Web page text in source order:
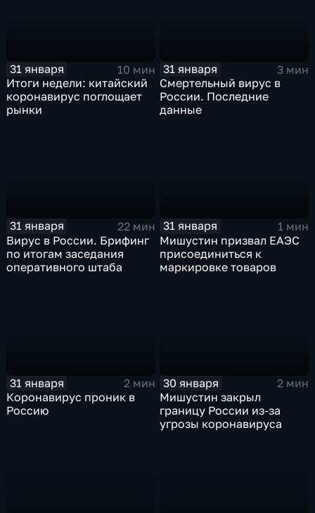
31 января
10 мин
Итоги недели: китайский
коронавирус поглощает
рынки
31 января
3 мин
Смертельный вирус в
России. Последние
данные
31 января
22 мин
Вирус в России. Брифинг
по итогам заседания
оперативного штаба
31 января
1 мин
Мишустин призвал ЕАЭС
присоединиться к
маркировке товаров
31 января
2 мин
Коронавирус проник в
Россию
30 января
2 мин
Мишустин закрыл
границу России из-за
угрозы коронавируса